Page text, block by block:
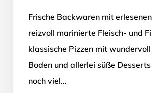
Frische Backwaren mit
reizvoll marinierte Fleisch- und
klassische Pizzen mit
Boden und allerlei süße
noch viel…